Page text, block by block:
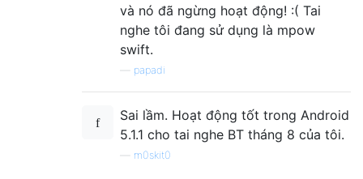
và nó đã ngừng hoạt động! :( Tai
nghe tôi đang sử dụng là mpow
swift.
papadi
Sai lầm. Hoạt động tốt trong Android
5.1.1 cho tai nghe BT tháng 8 của tôi.
m0skit0